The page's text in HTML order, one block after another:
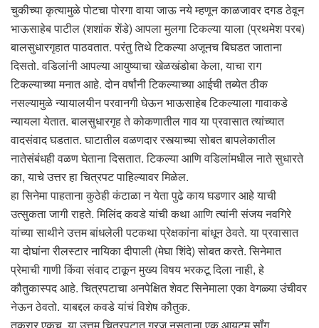
चुकीच्या कृत्यामुळे पोटचा पोरगा वाया जाऊ नये म्हणून काळजावर दगड ठेवून
भाऊसाहेब पाटील (शशांक शेंडे) आपला मुलगा टिकल्या याला (प्रथमेश परब)
बालसुधारगृहात पाठवतात. परंतु तिथे टिकल्या अजूनच बिघडत जाताना
दिसतो. वडिलांनी आपल्या आयुष्याचा खेळखंडोबा केला, याचा राग
टिकल्याच्या मनात आहे. दोन वर्षांनी टिकल्याच्या आईची तब्येत ठीक
नसल्यामुळे न्यायालयीन परवानगी घेऊन भाऊसाहेब टिकल्याला गावाकडे
न्यायला येतात. बालसुधारगृह ते कोकणातील गाव या प्रवासात त्यांच्यात
वादसंवाद घडतात. घाटातील वळणदार रस्त्याच्या सोबत बापलेकातील
नातेसंबंधही वळण घेताना दिसतात. टिकल्या आणि वडिलांमधील नाते सुधारते
का, याचे उत्तर हा चित्रपट पाहिल्यावर मिळेल.
हा सिनेमा पाहताना कुठेही कंटाळा न येता पुढे काय घडणार आहे याची
उत्सुकता जागी राहते. मिलिंद कवडे यांची कथा आणि त्यांनी संजय नवगिरे
यांच्या साथीने उत्तम बांधलेली पटकथा प्रेक्षकांना बांधून ठेवते. या प्रवासात
या दोघांना रीलस्टार नायिका दीपाली (मेघा शिंदे) सोबत करते. सिनेमात
प्रेमाची गाणी किंवा संवाद टाकून मुख्य विषय भरकटू दिला नाही, हे
कौतुकास्पद आहे. चित्रपटाचा अनपेक्षित शेवट सिनेमाला एका वेगळ्या उंचीवर
नेऊन ठेवतो. याबद्दल कवडे यांचं विशेष कौतुक.
तक्रार एकच. या उत्तम चित्रपटात गरज नसताना एक आयटम सॉंग